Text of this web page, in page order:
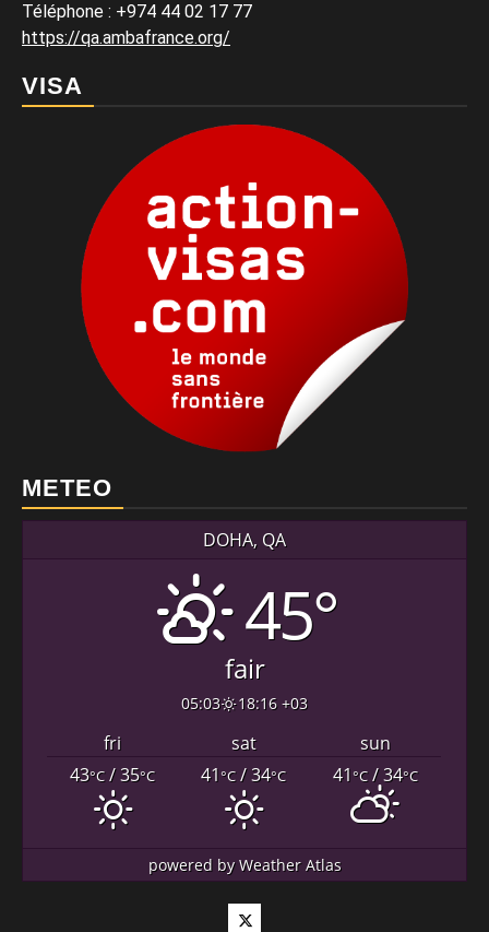
Téléphone : +974 44 02 17 77
https://qa.ambafrance.org/
VISA
METEO
DOHA, QA
45°
fair
05:03 18:16 +03
fri sat
sun
43°C/ 35°C 41°C/ 34°C 41°C/ 34°C
powered byWeather Atlas
Twitter